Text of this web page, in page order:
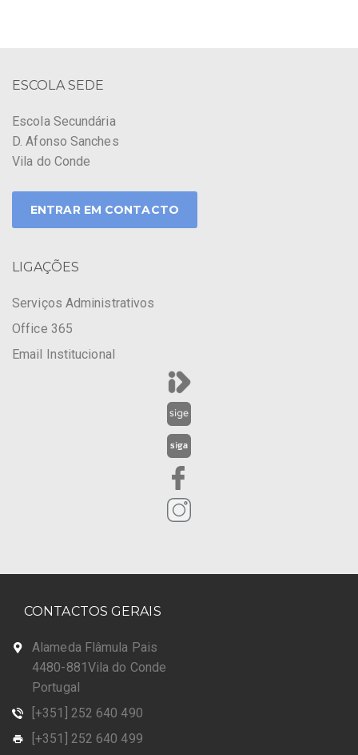
ESCOLA SEDE
Escola Secundária
D. Afonso Sanches
Vila do Conde
ENTRAR EM CONTACTO
LIGAÇÕES
Serviços Administrativos
Office 365
Email Institucional
CONTACTOS GERAIS
Alameda Flâmula Pais
4480-881Vila do Conde
Portugal
[+351] 252 640 490
[+351] 252 640 499